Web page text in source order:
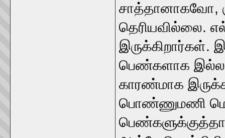
சாத்தானாகவோ,
தெரியவில்லை.
பெண்களாக
காரண்மாக
பொண்ணுமணி